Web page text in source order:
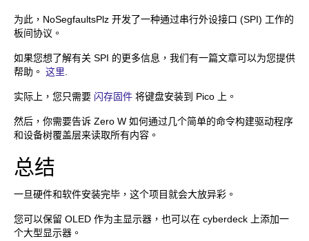
为此，NoSegfaultsPlz 开发了一种通过串行外设接口 (SPI) 工作的
板间协议。
如果您想了解有关 SPI 的更多信息，我们有一篇文章可以为您提供
帮助。 这里
实际上，您只需要 闪存固件 将键盘安装到 Pico 上。
然后，你需要告诉 Zero W 如何通过几个简单的命令构建驱动程序
和设备树覆盖层来读取所有内容。
总结
一旦硬件和软件安装完毕，这个项目就会大放异彩。
您可以保留 OLED 作为主显示器，也可以在 cyberdeck 上添加一
个大型显示器。